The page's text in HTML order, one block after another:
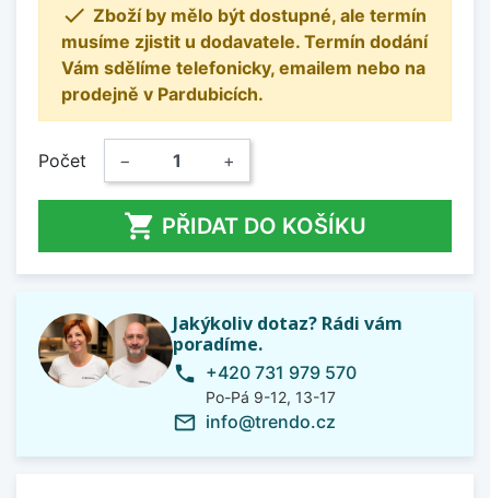
 Zboží by mělo být dostupné, ale termín
musíme zjistit u dodavatele. Termín dodání
Vám sdělíme telefonicky, emailem nebo na
prodejně v Pardubicích.
Počet − +
 PŘIDAT DO KOŠÍKU
Jakýkoliv dotaz? Rádi vám
poradíme.
phone +420 731 979 570
Po-Pá 9-12, 13-17
mail_outline info@trendo.cz